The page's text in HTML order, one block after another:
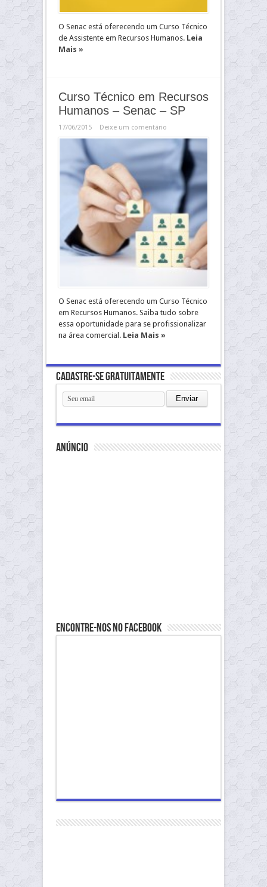
O Senac está oferecendo um Curso Técnico
de Assistente em Recursos Humanos. Leia
Mais »
Curso Técnico em Recursos
Humanos – Senac – SP
17/06/2015 Deixe um comentário
O Senac está oferecendo um Curso Técnico
em Recursos Humanos. Saiba tudo sobre
essa oportunidade para se profissionalizar
na área comercial. Leia Mais »
Cadastre-se gratuitamente
anúncio
Encontre-nos no Facebook